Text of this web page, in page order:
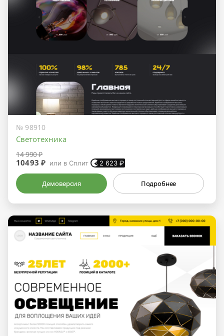
№ 98910
Светотехника
14 990 ₽
10493 ₽ или в Сплит 2 623 ₽
Демоверсия Подробнее